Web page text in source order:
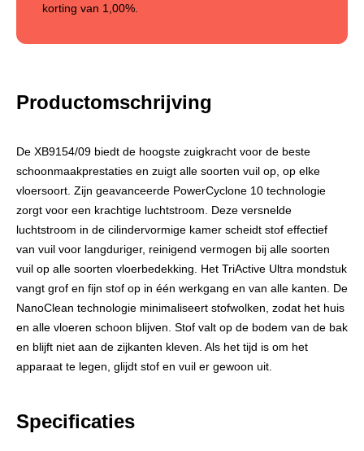
korting van 1,00%
Productomschrijving
De XB9154/09 biedt de hoogste zuigkracht voor de beste
schoonmaakprestaties en zuigt alle soorten vuil op, op elke
vloersoort. Zijn geavanceerde PowerCyclone 10 technologie
zorgt voor een krachtige luchtstroom. Deze versnelde
luchtstroom in de cilindervormige kamer scheidt stof effectief
van vuil voor langduriger, reinigend vermogen bij alle soorten
vuil op alle soorten vloerbedekking. Het TriActive Ultra mondstuk
vangt grof en fijn stof op in één werkgang en van alle kanten. De
NanoClean technologie minimaliseert stofwolken, zodat het huis
en alle vloeren schoon blijven. Stof valt op de bodem van de bak
en blijft niet aan de zijkanten kleven. Als het tijd is om het
apparaat te legen, glijdt stof en vuil er gewoon uit.
Specificaties